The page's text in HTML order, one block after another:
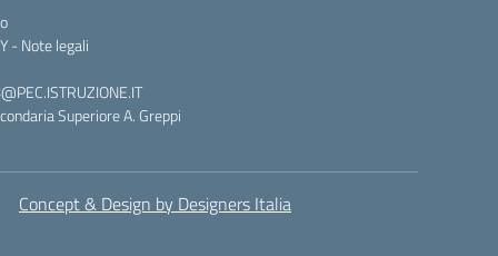
- Note legali
Superiore A. Greppi
Concept & Design by Designers Italia